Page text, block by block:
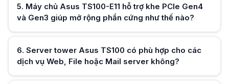
Hữu ích (0 )
Hữu ích (0)
5. Máy chủ Asus TS100-E11 hỗ trợ khe PCIe Gen4
và Gen3 giúp mở rộng phần cứng như thế nào?
6. Server tower Asus TS100 có phù hợp cho các
dịch vụ Web, File hoặc Mail server không?